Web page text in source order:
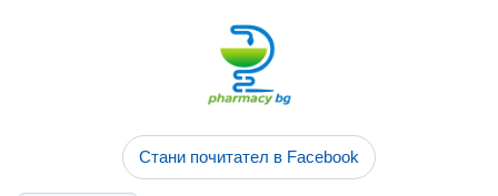
Стани почитател в Facebook